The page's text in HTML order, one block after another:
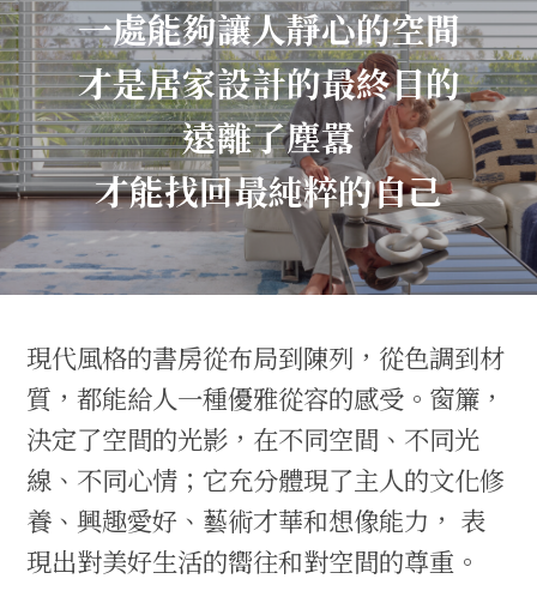
一處能夠讓人靜心的空間
才是居家設計的最終目的
遠離了塵囂
才能找回最純粹的自己
現代風格的書房從布局到陳列，從色調到材
質，都能給人一種優雅從容的感受。窗簾，
決定了空間的光影，在不同空間、不同光
線、不同心情；它充分體現了主人的文化修
養、興趣愛好、藝術才華和想像能力， 表
現出對美好生活的嚮往和對空間的尊重。